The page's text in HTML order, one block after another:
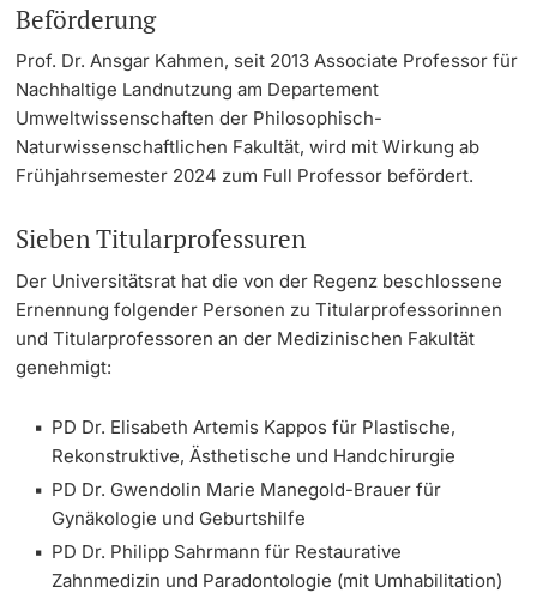
Beförderung
Prof. Dr. Ansgar Kahmen, seit 2013 Associate Professor für
Nachhaltige Landnutzung am Departement
Umweltwissenschaften der Philosophisch-
Naturwissenschaftlichen Fakultät, wird mit Wirkung ab
Frühjahrsemester 2024 zum Full Professor befördert.
Sieben Titularprofessuren
Der Universitätsrat hat die von der Regenz beschlossene
Ernennung folgender Personen zu Titularprofessorinnen
und Titularprofessoren an der Medizinischen Fakultät
genehmigt:
PD Dr. Elisabeth Artemis Kappos für Plastische,
Rekonstruktive, Ästhetische und Handchirurgie
PD Dr. Gwendolin Marie Manegold-Brauer für
Gynäkologie und Geburtshilfe
PD Dr. Philipp Sahrmann für Restaurative
Zahnmedizin und Paradontologie (mit Umhabilitation)